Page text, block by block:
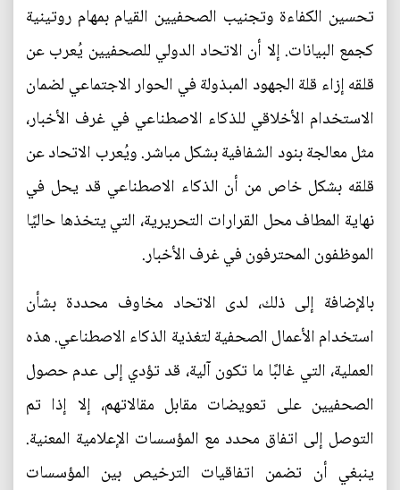
تحسين الكفاءة وتجنيب الصحفيين القيام بمهام روتينية
كجمع البيانات. إلا أن الاتحاد الدولي للصحفيين يُعرب عن
قلقه إزاء قلة الجهود المبذولة في الحوار الاجتماعي لضمان
الاستخدام الأخلاقي للذكاء الاصطناعي في غرف الأخبار،
مثل معالجة بنود الشفافية بشكل مباشر. ويُعرب الاتحاد عن
قلقه بشكل خاص من أن الذكاء الاصطناعي قد يحل في
نهاية المطاف محل القرارات التحريرية، التي يتخذها حاليًا
الموظفون المحترفون في غرف الأخبار.
بالإضافة إلى ذلك، لدى الاتحاد مخاوف محددة بشأن
استخدام الأعمال الصحفية لتغذية الذكاء الاصطناعي. هذه
العملية، التي غالبًا ما تكون آلية، قد تؤدي إلى عدم حصول
الصحفيين على تعويضات مقابل مقالاتهم، إلا إذا تم
التوصل إلى اتفاق محدد مع المؤسسات الإعلامية المعنية.
ينبغي أن تضمن اتفاقيات الترخيص بين المؤسسات